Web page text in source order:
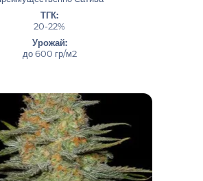
ТГК:
20-22%
Урожай:
до 600 гр/м2